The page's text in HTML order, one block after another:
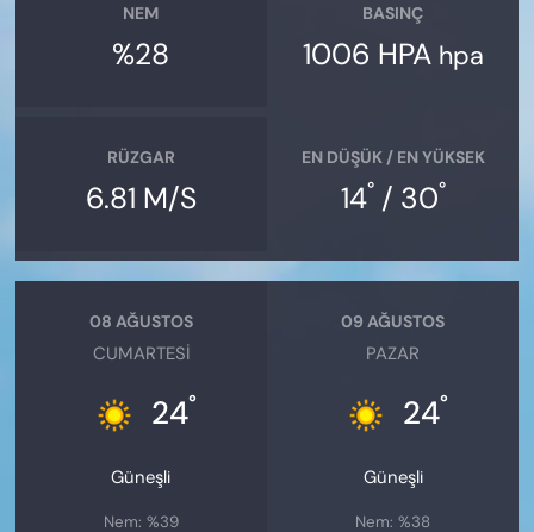
NEM
%28
BASINÇ
1006 HPA hpa
RÜZGAR
6.81 M/S
EN DÜŞÜK / EN YÜKSEK
14°/ 30°
08 AĞUSTOS
CUMARTESI
24°
Güneşli
Nem: %39
09 AĞUSTOS
PAZAR
24°
Güneşli
Nem: %38